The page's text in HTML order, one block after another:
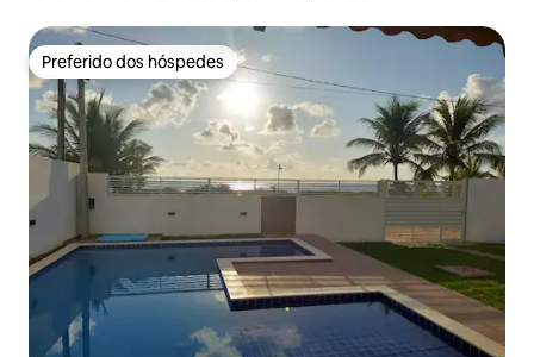
Preferido dos hóspedes
Preferido dos hóspedes